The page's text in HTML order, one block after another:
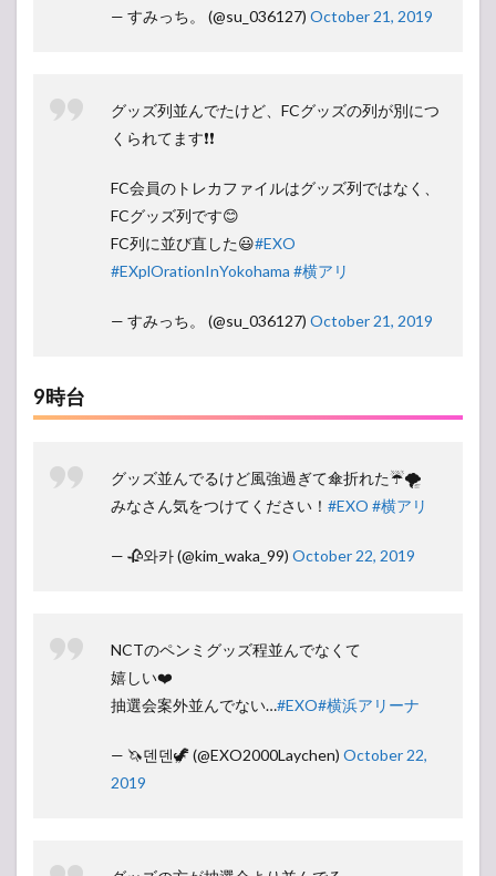
— すみっち。 (@su_036127) October 21, 2019
グッズ列並んでたけど、FCグッズの列が別につ
くられてます❗️❗️
FC会員のトレカファイルはグッズ列ではなく、
FCグッズ列です😊
FC列に並び直した😃#EXO
#EXplOrationInYokohama #横アリ
— すみっち。 (@su_036127) October 21, 2019
9時台
グッズ並んでるけど風強過ぎて傘折れた☔🌪️
みなさん気をつけてください！ #EXO #横アリ
— 🥀와카 (@kim_waka_99) October 22, 2019
NCTのペンミグッズ程並んでなくて
嬉しい❤️
抽選会案外並んでない…#EXO#横浜アリーナ
— 🦄덴덴🦖 (@EXO2000Laychen) October 22,
2019